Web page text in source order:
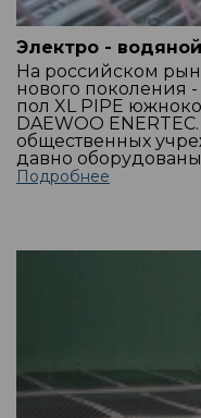
Электро -
На российском
нового поколения
пол XL PIPE
DAEWOO
общественных
давно
Подробнее